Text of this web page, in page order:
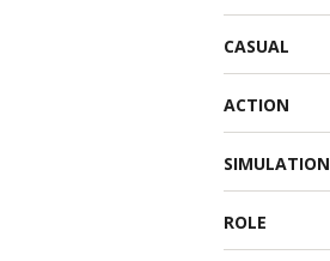
CASUAL
ACTION
SIMULATION
ROLE